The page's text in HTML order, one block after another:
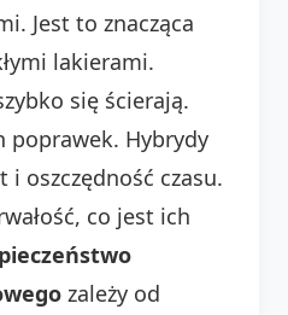
Jest to znacząca
lakierami.
się ścierają.
poprawek. Hybrydy
oszczędność czasu.
co jest ich
zależy od